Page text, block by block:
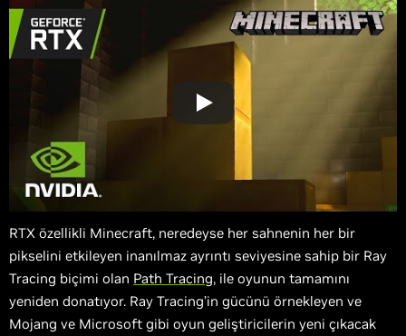
RTX özellikli Minecraft, neredeyse her sahnenin her bir
pikselini etkileyen inanılmaz ayrıntı seviyesine sahip bir Ray
Tracing biçimi olan Path Tracing, ile oyunun tamamını
yeniden donatıyor. Ray Tracing’in gücünü örnekleyen ve
Mojang ve Microsoft gibi oyun geliştiricilerin yeni çıkacak